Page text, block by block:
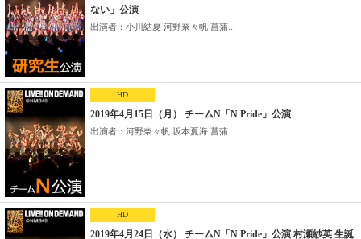
ない」公演
出演者：小川結夏 河野奈々帆 菖蒲...
HD
2019年4月15日（月） チームN「N Pride」公演
出演者：河野奈々帆 坂本夏海 菖蒲...
HD
2019年4月24日（水） チームN「N Pride」公演 村瀬紗英 生誕